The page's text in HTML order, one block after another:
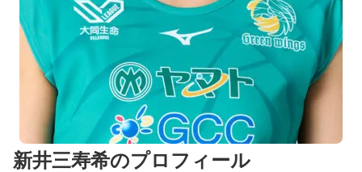
新井三寿希のプロフィール